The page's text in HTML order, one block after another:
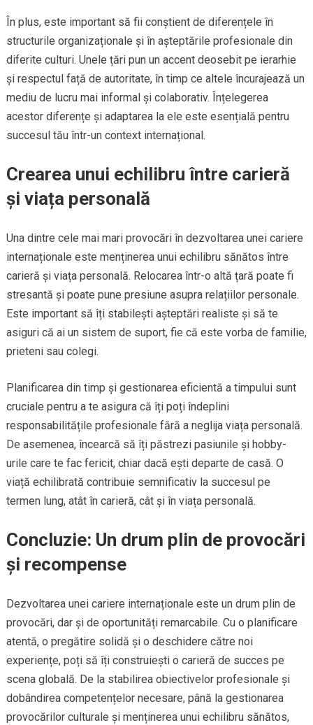
În plus, este important să fii conștient de diferențele în
structurile organizaționale și în așteptările profesionale din
diferite culturi. Unele țări pun un accent deosebit pe ierarhie
și respectul față de autoritate, în timp ce altele încurajează un
mediu de lucru mai informal și colaborativ. Înțelegerea
acestor diferențe și adaptarea la ele este esențială pentru
succesul tău într-un context internațional.
Crearea unui echilibru între carieră
și viața personală
Una dintre cele mai mari provocări în dezvoltarea unei cariere
internaționale este menținerea unui echilibru sănătos între
carieră și viața personală. Relocarea într-o altă țară poate fi
stresantă și poate pune presiune asupra relațiilor personale.
Este important să îți stabilești așteptări realiste și să te
asiguri că ai un sistem de suport, fie că este vorba de familie,
prieteni sau colegi.
Planificarea din timp și gestionarea eficientă a timpului sunt
cruciale pentru a te asigura că îți poți îndeplini
responsabilitățile profesionale fără a neglija viața personală.
De asemenea, încearcă să îți păstrezi pasiunile și hobby-
urile care te fac fericit, chiar dacă ești departe de casă. O
viață echilibrată contribuie semnificativ la succesul pe
termen lung, atât în carieră, cât și în viața personală.
Concluzie: Un drum plin de provocări
și recompense
Dezvoltarea unei cariere internaționale este un drum plin de
provocări, dar și de oportunități remarcabile. Cu o planificare
atentă, o pregătire solidă și o deschidere către noi
experiențe, poți să îți construiești o carieră de succes pe
scena globală. De la stabilirea obiectivelor profesionale și
dobândirea competențelor necesare, până la gestionarea
provocărilor culturale și menținerea unui echilibru sănătos,